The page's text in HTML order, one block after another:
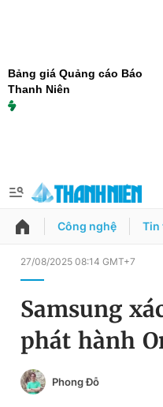
Bảng giá Quảng cáo Báo
Thanh Niên
QUẢNG CÁO ĐẶT BÁO
Chuyên mục
Chuyên mục khác
Đổi mật khẩu
Tin đã lưu
Tin đã xem
Công nghệ Tin
27/08/2025 08:14 GMT+7
Samsung
phát hành
Phong Đỗ